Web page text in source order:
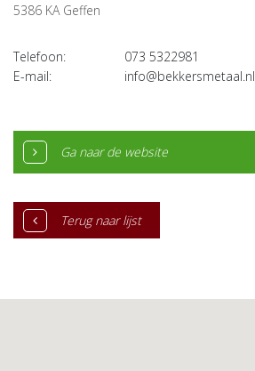
5386 KA Geffen
Telefoon:
073 5322981
E-mail:
info@bekkersmetaal.nl
Ga naar de website
Terug naar lijst